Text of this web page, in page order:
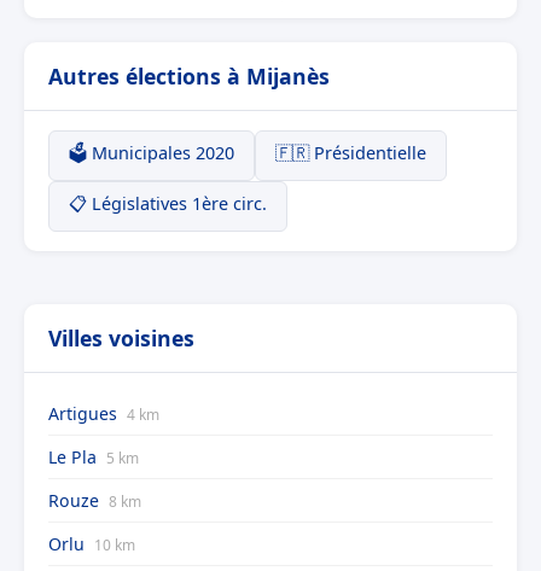
Autres élections à Mijanès
🗳️ Municipales 2020 🇫🇷 Présidentielle
📋 Législatives 1ère circ.
Villes voisines
Artigues 4 km
Le Pla 5 km
Rouze 8 km
Orlu 10 km